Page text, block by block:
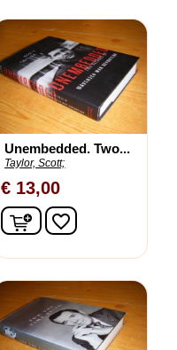
Unembedded. Two...
Taylor, Scott;
€ 13,00
In winkelwagen
favorite_border